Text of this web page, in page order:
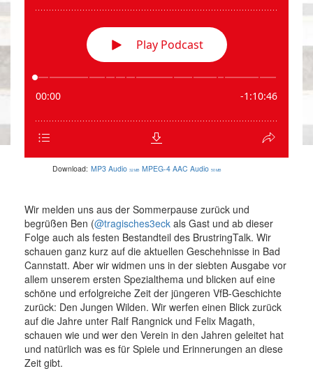
Download: MP3 Audio 32 MB MPEG-4 AAC Audio 50 MB
Wir melden uns aus der Sommerpause zurück und
begrüßen Ben (@tragisches3eck als Gast und ab dieser
Folge auch als festen Bestandteil des BrustringTalk. Wir
schauen ganz kurz auf die aktuellen Geschehnisse in Bad
Cannstatt. Aber wir widmen uns in der siebten Ausgabe vor
allem unserem ersten Spezialthema und blicken auf eine
schöne und erfolgreiche Zeit der jüngeren VfB-Geschichte
zurück: Den Jungen Wilden. Wir werfen einen Blick zurück
auf die Jahre unter Ralf Rangnick und Felix Magath,
schauen wie und wer den Verein in den Jahren geleitet hat
und natürlich was es für Spiele und Erinnerungen an diese
Zeit gibt.